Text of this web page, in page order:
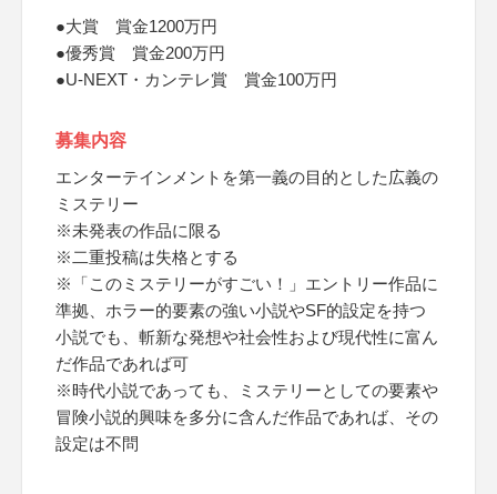
●大賞 賞金1200万円
●優秀賞 賞金200万円
●U-NEXT・カンテレ賞 賞金100万円
募集内容
エンターテインメントを第一義の目的とした広義の
ミステリー
※未発表の作品に限る
※二重投稿は失格とする
※「このミステリーがすごい！」エントリー作品に
準拠、ホラー的要素の強い小説やSF的設定を持つ
小説でも、斬新な発想や社会性および現代性に富ん
だ作品であれば可
※時代小説であっても、ミステリーとしての要素や
冒険小説的興味を多分に含んだ作品であれば、その
設定は不問